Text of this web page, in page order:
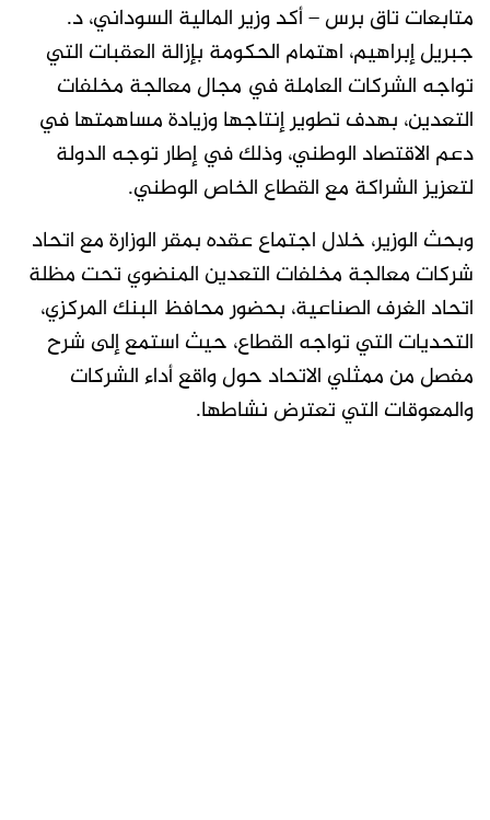
متابعات تاق برس – أكد وزير المالية السوداني، د.
جبريل إبراهيم، اهتمام الحكومة بإزالة العقبات التي
تواجه الشركات العاملة في مجال معالجة مخلفات
التعدين، بهدف تطوير إنتاجها وزيادة مساهمتها في
دعم الاقتصاد الوطني، وذلك في إطار توجه الدولة
لتعزيز الشراكة مع القطاع الخاص الوطني.
وبحث الوزير، خلال اجتماع عقده بمقر الوزارة مع اتحاد
شركات معالجة مخلفات التعدين المنضوي تحت مظلة
اتحاد الغرف الصناعية، بحضور محافظ البنك المركزي،
التحديات التي تواجه القطاع، حيث استمع إلى شرح
مفصل من ممثلي الاتحاد حول واقع أداء الشركات
والمعوقات التي تعترض نشاطها.